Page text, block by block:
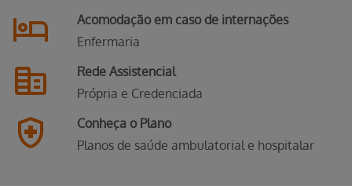
Acomodação em caso de internações
Enfermaria
Rede Assistencial
Própria e Credenciada
Conheça o Plano
Planos de saúde ambulatorial e hospitalar